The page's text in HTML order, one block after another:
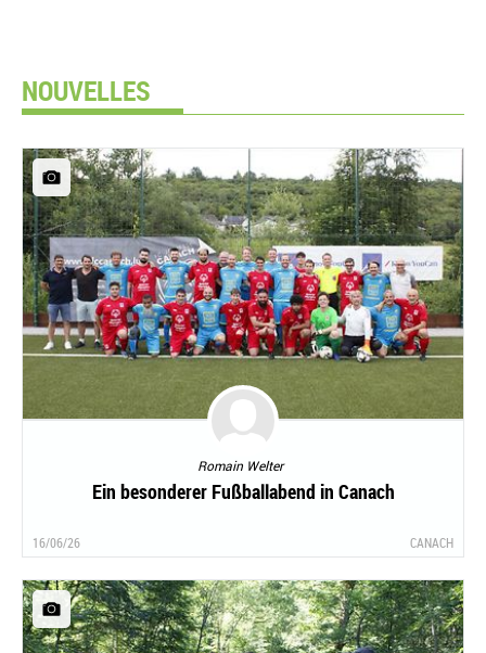
NOUVELLES
Romain Welter
Ein besonderer Fußballabend in Canach
16/06/26 CANACH